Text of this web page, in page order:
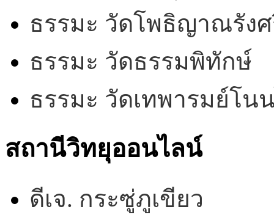
ธรรมะ วัดโพธิญาณรัง
ธรรมะ วัดธรรมพิทักษ์
ธรรมะ วัดเทพารมย์โน
สถานีวิทยุออนไลน์
ดีเจ. กระซู่ภูเขียว